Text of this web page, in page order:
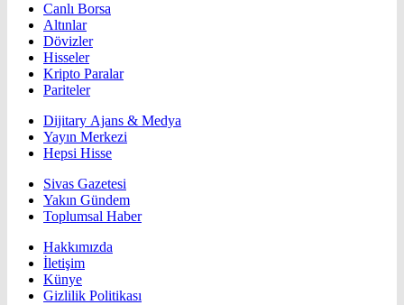
Canlı Borsa
Altınlar
Dövizler
Hisseler
Kripto Paralar
Pariteler
Dijitary Ajans & Medya
Yayın Merkezi
Hepsi Hisse
Sivas Gazetesi
Yakın Gündem
Toplumsal Haber
Hakkımızda
İletişim
Künye
Gizlilik Politikası